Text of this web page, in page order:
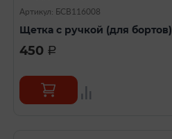
Артикул: БСВ116008
Щетка с ручкой (для бортов)
450 a